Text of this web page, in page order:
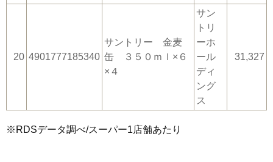
20 4901777185340
サントリー 金麦
缶 ３５０ｍｌ×６
×４
サン
トリ
ーホ
ール
ディ
ング
ス
31,327
※RDSデータ調べ/スーパー1店舗あたり